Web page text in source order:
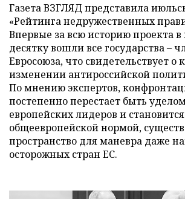
Газета ВЗГЛЯД представила
«Рейтинга недружественных
Впервые за всю историю проекта
десятку вошли все государства –
Евросоюза, что свидетельствует о
изменении антироссийской
По мнению экспертов,
постепенно перестает быть
европейских лидеров и становится
общеевропейской нормой,
пространство для маневра даже
осторожных стран ЕС.